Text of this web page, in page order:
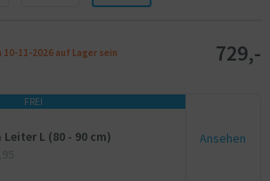
11-2026 auf Lager sein 729,-
FREI
Leiter L (80 - 90 cm)
Ansehen